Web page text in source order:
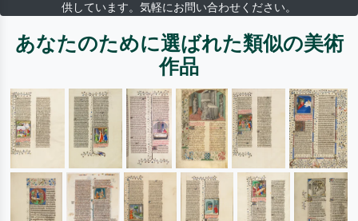
供しています。気軽にお問い合わせください。
あなたのために選ばれた類似の美術
作品